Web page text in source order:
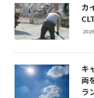
カ
キ
両
ラ